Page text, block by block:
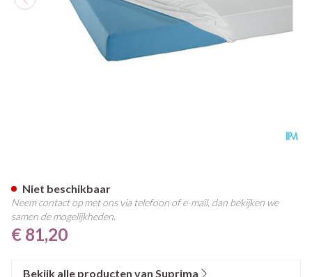
€ 81,20
Niet beschikbaar
Neem contact op met ons via telefoon of e-mail, dan bekijken we
samen de mogelijkheden.
Bekijk alle producten van Suprima